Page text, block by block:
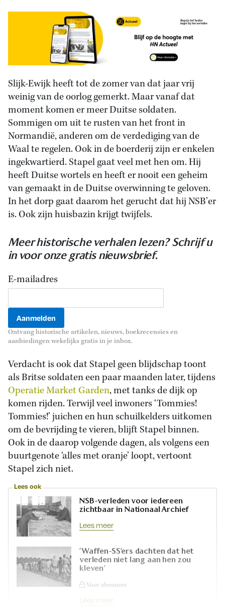
Slijk-Ewijk heeft tot de zomer van dat jaar vrij
weinig van de oorlog gemerkt. Maar vanaf dat
moment komen er meer Duitse soldaten.
Sommigen om uit te rusten van het front in
Normandië, anderen om de verdediging van de
Waal te regelen. Ook in de boerderij zijn er enkelen
ingekwartierd. Stapel gaat veel met hen om. Hij
heeft Duitse wortels en heeft er nooit een geheim
van gemaakt in de Duitse overwinning te geloven.
In het dorp gaat daarom het gerucht dat hij NSB’er
is. Ook zijn huisbazin krijgt twijfels.
Meer historische verhalen lezen? Schrijf u
in voor onze gratis nieuwsbrief.
E-mailadres
Ontvang historische artikelen, nieuws, boekrecensies en
aanbiedingen wekelijks gratis in je inbox.
Verdacht is ook dat Stapel geen blijdschap toont
als Britse soldaten een paar maanden later, tijdens
Operatie Market Garden, met tanks de dijk op
komen rijden. Terwijl veel inwoners ‘Tommies!
Tommies!’ juichen en hun schuilkelders uitkomen
om de bevrijding te vieren, blijft Stapel binnen.
Ook in de daarop volgende dagen, als volgens een
buurtgenote ‘alles met oranje’ loopt, vertoont
Stapel zich niet.
Lees ook
NSB-verleden voor iedereen
zichtbaar in Nationaal Archief
Lees meer
‘Waffen-SS’ers dachten dat het
verleden niet lang aan hen zou
kleven’
Voor abonnees
Lees meer